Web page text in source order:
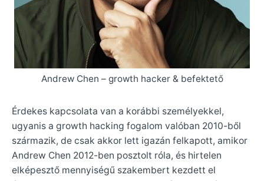
Andrew Chen – growth hacker & befektető
Érdekes kapcsolata van a korábbi személyekkel,
ugyanis a growth hacking fogalom valóban 2010-ből
származik, de csak akkor lett igazán felkapott, amikor
Andrew Chen 2012-ben posztolt róla, és hirtelen
elképesztő mennyiségű szakembert kezdett el